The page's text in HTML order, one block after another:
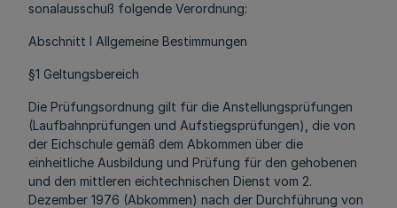
sonalausschuß folgende Verordnung:
Abschnitt I Allgemeine Bestimmungen
§1 Geltungsbereich
Die Prüfungsordnung gilt für die Anstellungsprüfungen
(Laufbahnprüfungen und Aufstiegsprüfungen), die von
der Eichschule gemäß dem Abkommen über die
einheitliche Ausbildung und Prüfung für den gehobenen
und den mittleren eichtechnischen Dienst vom 2.
Dezember 1976 (Abkommen) nach der Durchführung von